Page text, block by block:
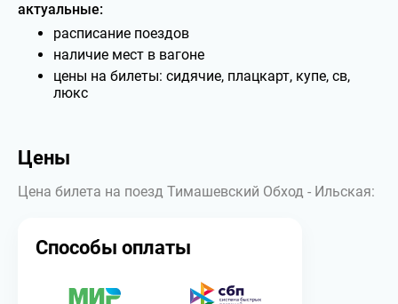
актуальные:
расписание поездов
наличие мест в вагоне
цены на билеты: сидячие, плацкарт, купе, св,
люкс
Цены
Цена билета на поезд Тимашевский Обход - Ильская:
Способы оплаты